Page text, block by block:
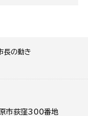
長の動き
市荻窪300番地